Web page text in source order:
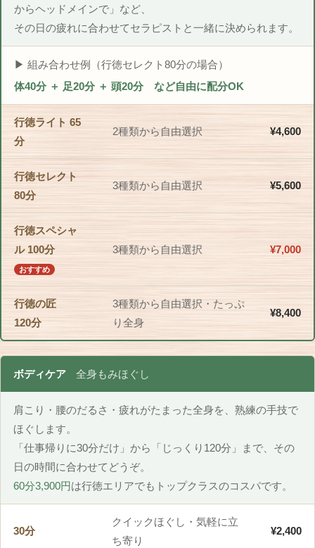
からヘッドメインで」など、
その日の疲れに合わせてセラピストと一緒に決められます。
▶ 組み合わせ例（行徳セレクト80分の場合）
体40分 ＋ 足20分 ＋ 頭20分 など自由に配分OK
行徳ライト 65
分
2種類から自由選択 ¥4,600
行徳セレクト
80分
3種類から自由選択 ¥5,600
行徳スペシャ
ル 100分
おすすめ
3種類から自由選択 ¥7,000
行徳の匠
120分
3種類から自由選択・たっぷ
り全身
¥8,400
ボディケア 全身もみほぐし
肩こり・腰のだるさ・疲れがたまった全身を、熟練の手技で
ほぐします。
「仕事帰りに30分だけ」から「じっくり120分」まで、その
日の時間に合わせてどうぞ。
60分3,900円は行徳エリアでもトップクラスのコスパです。
30分
クイックほぐし・気軽に立
ち寄り
¥2,400